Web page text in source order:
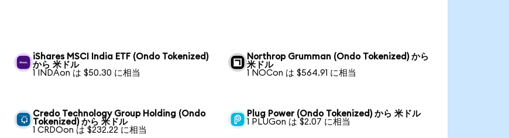
iShares MSCI India ETF (Ondo Tokenized)
から 米ドル
1 INDAon は $50.30 に相当
Northrop Grumman (Ondo Tokenized) から
米ドル
1 NOCon は $564.91 に相当
Credo Technology Group Holding (Ondo
Tokenized) から 米ドル
1 CRDOon は $232.22 に相当
Plug Power (Ondo Tokenized) から 米ドル
1 PLUGon は $2.07 に相当